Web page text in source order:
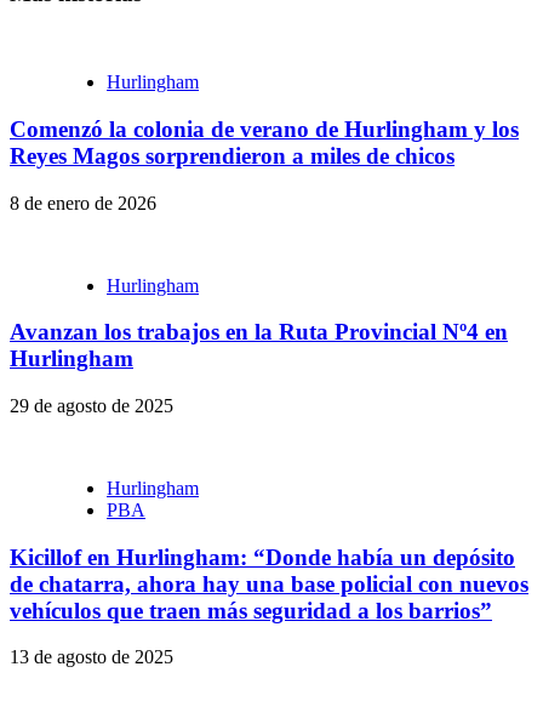
Hurlingham
Comenzó la colonia de verano de Hurlingham y los
Reyes Magos sorprendieron a miles de chicos
8 de enero de 2026
Hurlingham
Avanzan los trabajos en la Ruta Provincial Nº4 en
Hurlingham
29 de agosto de 2025
Hurlingham
PBA
Kicillof en Hurlingham: “Donde había un depósito
de chatarra, ahora hay una base policial con nuevos
vehículos que traen más seguridad a los barrios”
13 de agosto de 2025